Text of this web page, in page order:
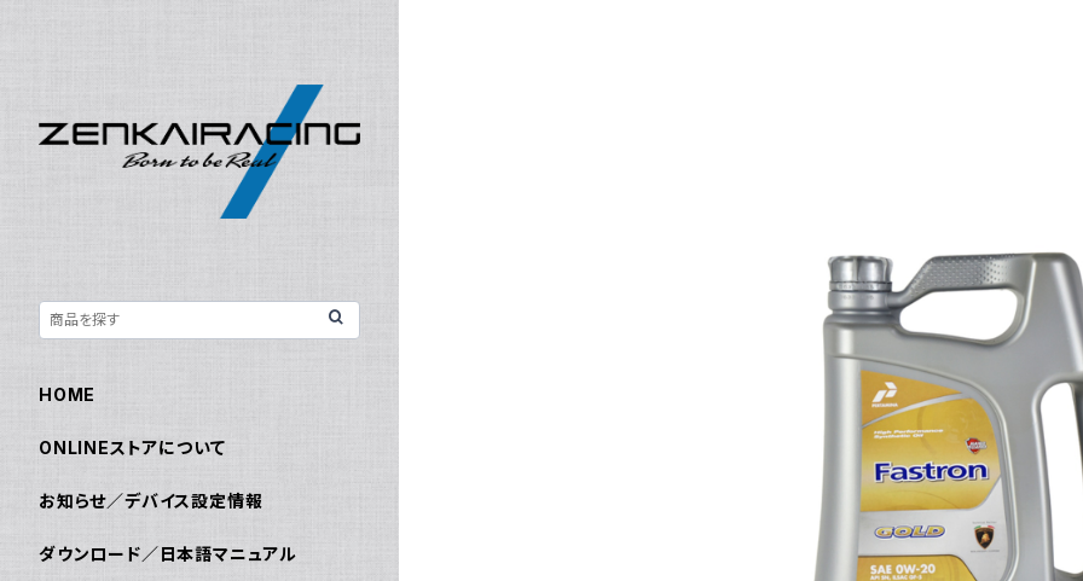
HOME
ONLINEストアについて
お知らせ／デバイス設定情報
ダウンロード／日本語マニュアル